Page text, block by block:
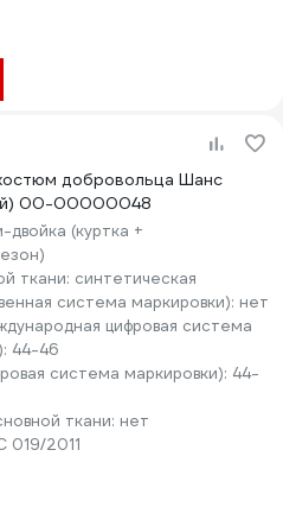
добровольца Шанс
00-00000048
двойка (куртка +
ткани: синтетическая
система маркировки): нет
цифровая система
44-46
система маркировки): 44-
ткани: нет
019/2011